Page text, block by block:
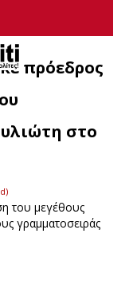
πρόεδρος
στο
του μεγέθους
γραμματοσειράς